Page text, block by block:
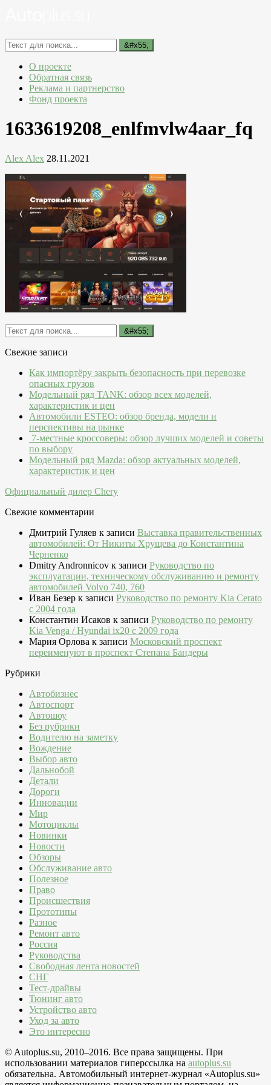
О проекте
Обратная связь
Реклама и партнерство
Фонд проекта
1633619208_enlfmvlw4aar_fq
Alex Alex 28.11.2021
Свежие записи
Как импортёру закрыть безопасность при перевозке
опасных грузов
Модельный ряд TANK: обзор всех моделей,
характеристик и цен
Автомобили ESTEO: обзор бренда, модели и
перспективы на рынке
7-местные кроссоверы: обзор лучших моделей и советы
по выбору
Модельный ряд Mazda: обзор актуальных моделей,
характеристик и цен
Официальный дилер Chery
Свежие комментарии
Дмитрий Гуляев к записи Выставка правительственных
автомобилей: От Никиты Хрущева до Константина
Черненко
Dmitry Andronnicov к записи Руководство по
эксплуатации, техническому обслуживанию и ремонту
автомобилей Volvo 740, 760
Иван Безер к записи Руководство по ремонту Kia Cerato
c 2004 года
Константин Исаков к записи Руководство по ремонту
Kia Venga / Hyundai ix20 c 2009 года
Мария Орлова к записи Московский проспект
переименуют в проспект Степана Бандеры
Рубрики
Автобизнес
Автоспорт
Автошоу
Без рубрики
Водителю на заметку
Вождение
Выбор авто
Дальнобой
Детали
Дороги
Инновации
Мир
Мотоциклы
Новинки
Новости
Обзоры
Обслуживание авто
Полезное
Право
Происшествия
Прототипы
Разное
Ремонт авто
Россия
Руководства
Свободная лента новостей
СНГ
Тест-драйвы
Тюнинг авто
Устройство авто
Уход за авто
Это интересно
© Autoplus.su, 2010–2016. Все права защищены. При
использовании материалов гиперссылка на autoplus.su
обязательна. Автомобильный интернет-журнал «Autoplus.su»